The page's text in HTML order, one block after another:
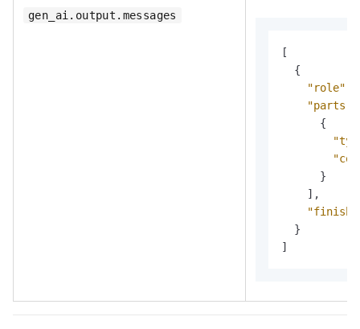
gen_ai.output.messages
[
{
"role"
"parts"
{
}
] ,
}
]